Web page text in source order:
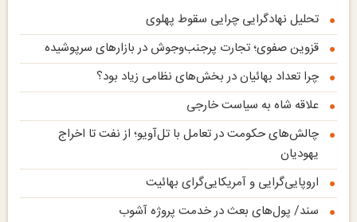
تحلیل نهادگرایی چرایی سقوط پهلوی
قزوین صفوی؛ تجارت پرجنب‌وجوش در بازارهای سرپوشیده
چرا تعداد بهائیان در بخش‌های نظامی زیاد بود؟
علاقه شاه به سیاست خارجی
چالش‌های حکومت در تعامل با تل‌آویو؛ از نفت تا اخراج
یهودیان
اروپایی‌گرایی و آمریکایی‌گرای بهائیت
سند/ پول‌های بعث در خدمت پروژه آشوب